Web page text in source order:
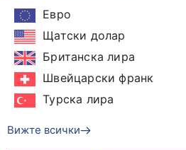
Евро
Щатски долар
Британска лира
Швейцарски франк
Турска лира
Вижте всички